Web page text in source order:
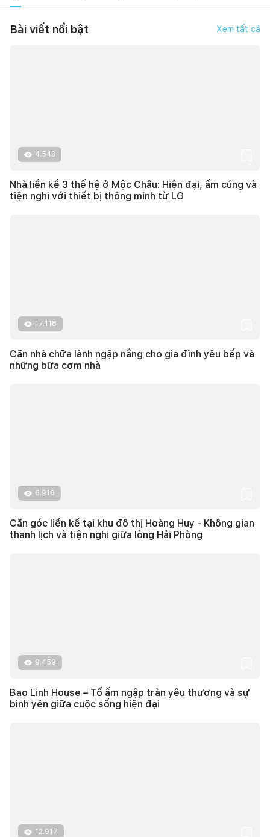
Bài viết nổi bật Xem tất cả
4.543
Nhà liền kề 3 thế hệ ở Mộc Châu: Hiện đại, ấm cúng và
tiện nghi với thiết bị thông minh từ LG
17.118
Căn nhà chữa lành ngập nắng cho gia đình yêu bếp và
những bữa cơm nhà
6.916
Căn góc liền kề tại khu đô thị Hoàng Huy - Không gian
thanh lịch và tiện nghi giữa lòng Hải Phòng
9.459
Bao Linh House – Tổ ấm ngập tràn yêu thương và sự
bình yên giữa cuộc sống hiện đại
12.917